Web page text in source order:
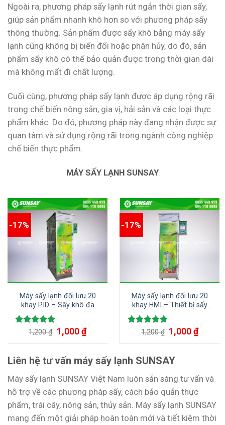
Ngoài ra, phương pháp sấy lạnh rút ngắn thời gian sấy,
giúp sản phẩm nhanh khô hơn so với phương pháp sấy
thông thường. Sản phẩm được sấy khô bằng máy sấy
lạnh cũng không bị biến đổi hoặc phân hủy, do đó, sản
phẩm sấy khô có thể bảo quản được trong thời gian dài
mà không mất đi chất lượng.
Cuối cùng, phương pháp sấy lạnh được áp dụng rộng rãi
trong chế biến nông sản, gia vị, hải sản và các loại thực
phẩm khác. Do đó, phương pháp này đang nhận được sự
quan tâm và sử dụng rộng rãi trong ngành công nghiệp
chế biến thực phẩm.
MÁY SẤY LẠNH SUNSAY
-17%
Máy sấy lạnh đối lưu 20
khay PID – Sấy khô đa
dạng các loại nguyên liệu,
nông sản, dược liệu,…
Được xếp
1,200₫ 1,000₫
-17%
Máy sấy lạnh đối lưu 20
khay HMI – Thiết bị sấy
tiên tiến, đa năng cho ra
sản phẩm chất lượng cao
Được xếp
1,200₫ 1,000₫
Liên hệ tư vấn máy sấy lạnh SUNSAY
Máy sấy lạnh SUNSAY Việt Nam luôn sẵn sàng tư vấn và
hỗ trợ về các phương pháp sấy, cách bảo quản thực
phẩm, trái cây, nông sản, thủy sản. Máy sấy lạnh SUNSAY
mang đến một giải pháp hoàn toàn mới và tiết kiệm thời